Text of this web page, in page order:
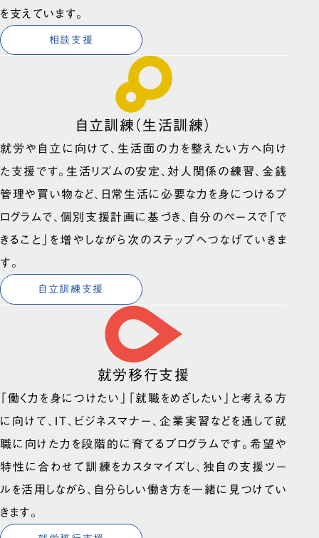
を支えています。
相談支援
自立訓練（生活訓練）
就労や自立に向けて、生活面の力を整えたい方へ向け
た支援です。生活リズムの安定、対人関係の練習、金銭
管理や買い物など、日常生活に必要な力を身につけるプ
ログラムで、個別支援計画に基づき、自分のペースで「で
きること」を増やしながら次のステップへつなげていきま
す。
自立訓練支援
就労移行支援
「働く力を身につけたい」「就職をめざしたい」と考える方
に向けて、IT、ビジネスマナー、企業実習などを通して就
職に向けた力を段階的に育てるプログラムです。希望や
特性に合わせて訓練をカスタマイズし、独自の支援ツー
ルを活用しながら、自分らしい働き方を一緒に見つけてい
きます。